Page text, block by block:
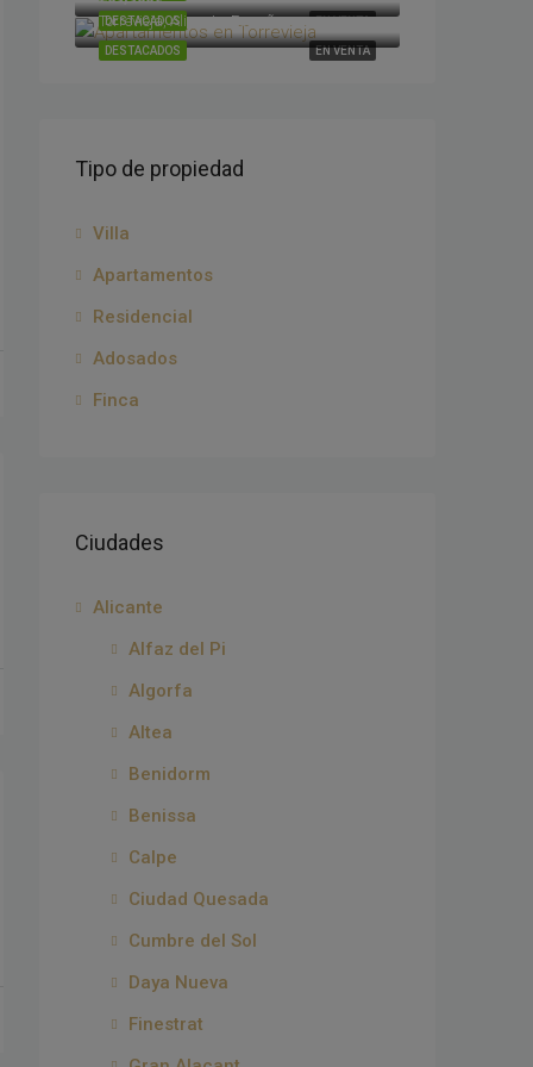
EN VENTA
DESTACADOS
EN VENTA
DESTACADOS
Torrevieja, Alicante, España
Tipo de propiedad
Villa
Apartamentos
Residencial
Adosados
Finca
Ciudades
Alicante
Alfaz del Pi
Algorfa
Altea
Benidorm
Benissa
Calpe
Ciudad Quesada
Cumbre del Sol
Daya Nueva
Finestrat